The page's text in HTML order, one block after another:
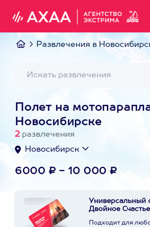
Развлечения в
Полет на
Новосибирске
2 развлечения
Новосибирск
6000 ₽ - 10 000 ₽
Универсальный
Двойное Счастье
Подходит для